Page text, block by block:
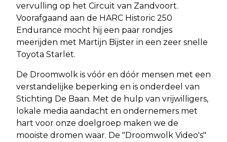
vervulling op het Circuit van Zandvoort.
Voorafgaand aan de HARC Historic 250
Endurance mocht hij een paar rondjes
meerijden met Martijn Bijster in een zeer snelle
Toyota Starlet.
De Droomwolk is vóór en dóór mensen met een
verstandelijke beperking en is onderdeel van
Stichting De Baan. Met de hulp van vrijwilligers,
lokale media aandacht en ondernemers met
hart voor onze doelgroep maken we de
mooiste dromen waar. De "Droomwolk Video's"